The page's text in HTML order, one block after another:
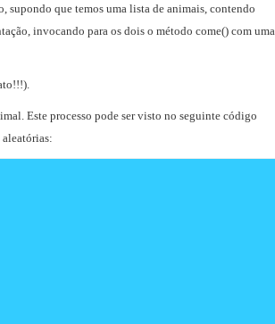
supondo que temos uma lista de animais, contendo
invocando para os dois o método come() com uma
Este processo pode ser visto no seguinte código